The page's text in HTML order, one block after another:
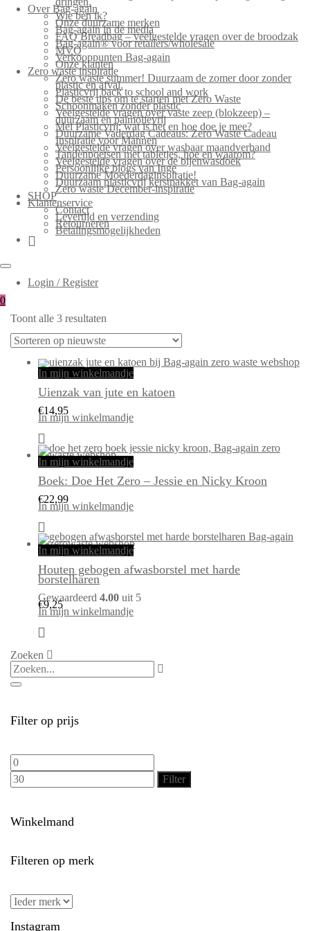
Over Bag-again
Wie ben ik?
Onze duurzame merken
Bag-again in de media
FAQ Breadbag – veelgestelde vragen over de broodzak
Bag-again® voor retailers/wholesale
MVO
Verkooppunten Bag-again
Onze klanten
Zero waste inspiratie
Zero waste summer! Duurzaam de zomer door zonder
plastic en afval.
Plasticvrij back to school and work
De beste tips om te starten met Zero Waste
Schoonmaken zonder plastic
Veelgestelde vragen over vaste zeep (blokzeep) –
duurzaam en palmolievrij
Mei Plasticvrij: wat is het en hoe doe je mee?
Duurzame Vaderdag Cadeaus: Zero Waste Cadeau
Inspiratie voor Mannen
Veelgestelde vragen over wasbaar maandverband
Tandenpoetsen met tabletjes, hoe en waarom?
Veelgestelde vragen over de bijenwasdoek
Persoonlijke blogs van Inge
Duurzame Moederdaginspiratie!
Duurzaam plasticvrij kerstpakket van Bag-again
Zero waste December-inspiratie
SHOP
Klantenservice
Contact
Levertijd en verzending
Retourneren
Betalingsmogelijkheden
Login / Register
0
Toont alle 3 resultaten
op
nieuwste
In mijn winkelmandje
Uienzak van jute en katoen
€14,95
In mijn winkelmandje
In mijn winkelmandje
Boek: Doe Het Zero – Jessie en Nicky Kroon
€22,99
In mijn winkelmandje
In mijn winkelmandje
Houten gebogen afwasborstel met harde
borstelharen
Gewaardeerd 4.00 uit 5
€9,25
In mijn winkelmandje
Zoeken
Filter op prijs
Min.
prijs
Max.
Filter
Winkelmand
Filteren op merk
Instagram